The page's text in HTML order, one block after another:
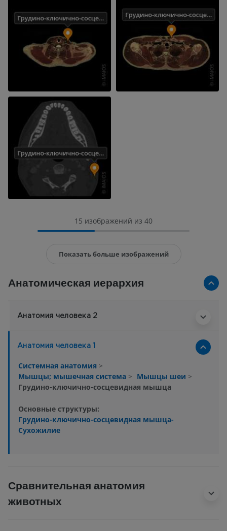
15 изображений из 40
Показать больше изображений
Анатомическая иерархия
Анатомия человека 2
Анатомия человека 1
Системная анатомия >
Мышцы; мышечная система > Мышцы шеи >
Грудино-ключично-сосцевидная мышца
Основные структуры:
Грудино-ключично-сосцевидная мышца-
Сухожилие
Сравнительная анатомия
животных